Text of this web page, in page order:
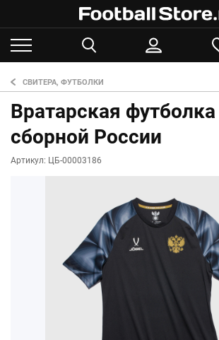
СВИТЕРА, ФУТБОЛКИ
Вратарская
сборной России
Артикул: ЦБ-00003186